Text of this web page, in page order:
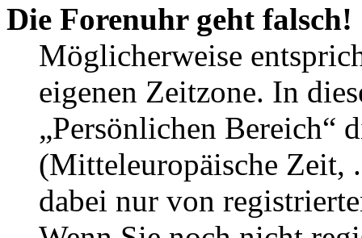
Die Forenuhr geht falsch!
Möglicherweise
eigenen Zeitzone. In
„Persönlichen Bereich“
(Mitteleuropäische Zeit,
dabei nur von